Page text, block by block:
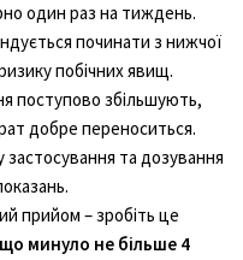
один раз на тиждень.
починати з нижчої
побічнихявищ.
поступово збільшують,
добре переноситься.
застосування та дозування
прийом – зробіть це
минуло не більше 4